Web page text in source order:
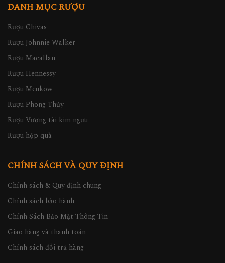
DANH MỤC RƯỢU
Rượu Chivas
Rượu Johnnie Walker
Rượu Macallan
Rượu Hennessy
Rượu Meukow
Rượu Phong Thủy
Rượu Vương tài kim ngưu
Rượu hộp quà
CHÍNH SÁCH VÀ QUY ĐỊNH
Chính sách & Quy định chung
Chính sách bảo hành
Chính Sách Bảo Mật Thông Tin
Giao hàng và thanh toán
Chính sách đổi trả hàng